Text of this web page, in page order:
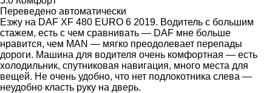
Переведено автоматически
Езжу на DAF XF 480 EURO 6 2019. Водитель с большим
стажем, есть с чем сравнивать — DAF мне больше
нравится, чем MAN — мягко преодолевает перепады
дороги. Машина для водителя очень комфортная — есть
холодильник, спутниковая навигация, много места для
вещей. Не очень удобно, что нет подлокотника слева —
неудобно класть руку на дверь.